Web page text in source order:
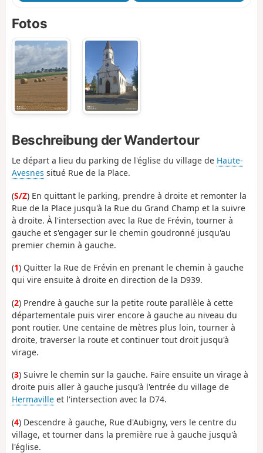
Fotos
Beschreibung der Wandertour
Le départ a lieu du parking de l'église du village de Haute-
Avesnes situé Rue de la Place.
(S/Z) En quittant le parking, prendre à droite et remonter la
Rue de la Place jusqu'à la Rue du Grand Champ et la suivre
à droite. À l'intersection avec la Rue de Frévin, tourner à
gauche et s'engager sur le chemin goudronné jusqu'au
premier chemin à gauche.
(1) Quitter la Rue de Frévin en prenant le chemin à gauche
qui vire ensuite à droite en direction de la D939.
(2) Prendre à gauche sur la petite route parallèle à cette
départementale puis virer encore à gauche au niveau du
pont routier. Une centaine de mètres plus loin, tourner à
droite, traverser la route et continuer tout droit jusqu'à
virage.
(3) Suivre le chemin sur la gauche. Faire ensuite un virage à
droite puis aller à gauche jusqu'à l'entrée du village de
Hermaville et l'intersection avec la D74.
(4) Descendre à gauche, Rue d'Aubigny, vers le centre du
village, et tourner dans la première rue à gauche jusqu'à
l'église.